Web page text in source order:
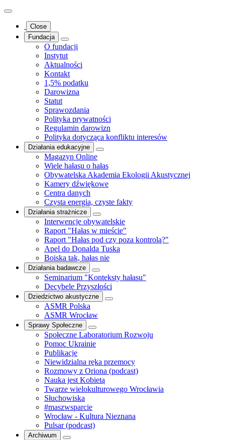
Close
Fundacja
O fundacji
Instytut
Aktualności
Kontakt
1,5% podatku
Darowizna
Statut
Sprawozdania
Polityka prywatności
Regulamin darowizn
Polityka dotycząca konfliktu interesów
Działania edukacyjne
Magazyn Online
Wiele hałasu o hałas
Obywatelska Akademia Ekologii Akustycznej
Kamery dźwiękowe
Centra danych
Czysta energia, czyste fakty
Działania strażnicze
Interwencje obywatelskie
Raport "Hałas w mieście"
Raport "Hałas pod czy poza kontrolą?"
Apel do Donalda Tuska
Boiska tak, hałas nie
Działania badawcze
Seminarium "Konteksty hałasu"
Decybele Przyszłości
Dziedzictwo akustyczne
ASMR Polska
ASMR Wrocław
Sprawy Społeczne
Społeczne Laboratorium Rozwoju
Pomoc Ukrainie
Publikacje
Niewidzialna ręka przemocy
Rozmowy z Oriona (podcast)
Nauka jest Kobietą
Twarze wielokulturowego Wrocławia
Słuchowiska
#maszwsparcie
Wrocław - Kultura Nieznana
Pulsar (podcast)
Archiwum